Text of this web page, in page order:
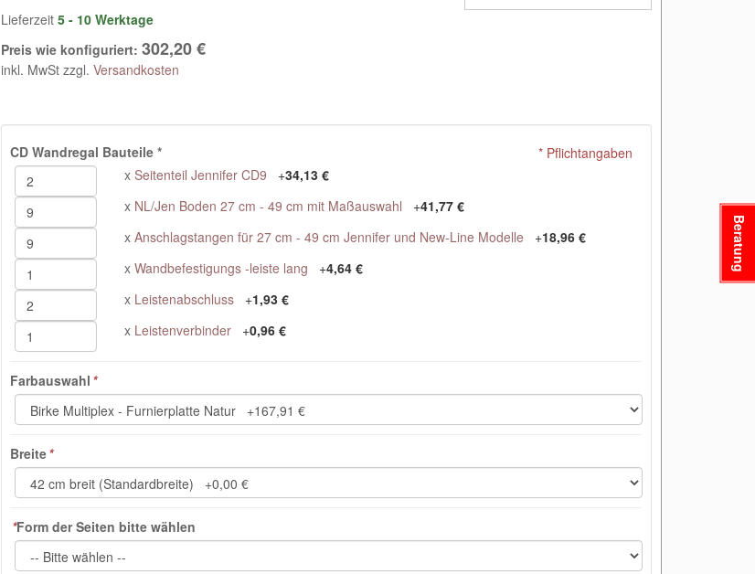
Lieferzeit5 - 10 Werktage
Preis wie konfiguriert: 302,20 €
inkl. MwSt zzgl.Versandkosten
CD Wandregal Bauteile *
x Seitenteil Jennifer CD9 +34,13 €
x NL/Jen Boden 27 cm - 49 cm mit Maßauswahl +41,77 €
x Anschlagstangen für 27 cm - 49 cm Jennifer und New-Line Modelle +18,96 €
x Wandbefestigungs -leiste lang +4,64 €
x Leistenabschluss +1,93 €
x Leistenverbinder +0,96 €
Farbauswahl *
Breite*
*Form der Seiten bitte wählen
* Pflichtangaben
Beratung